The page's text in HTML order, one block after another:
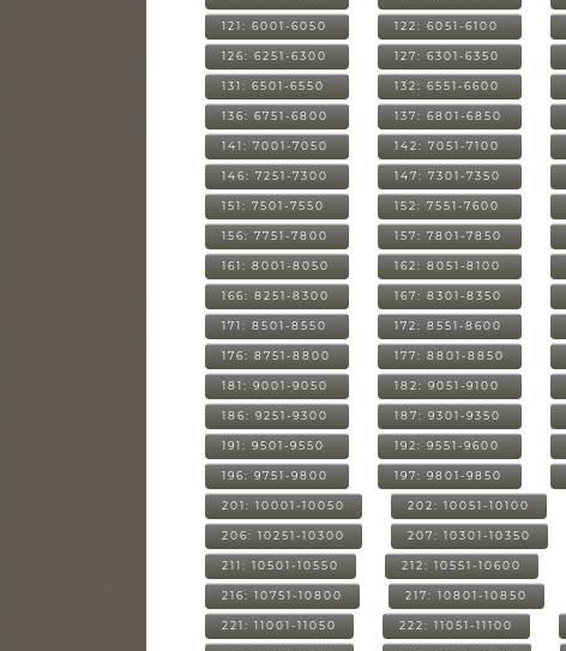
121: 6001-6050 122: 6051-6100
126: 6251-6300 127: 6301-6350
131: 6501-6550 132: 6551-6600
136: 6751-6800 137: 6801-6850
141: 7001-7050 142: 7051-7100
146: 7251-7300 147: 7301-7350
151: 7501-7550 152: 7551-7600
156: 7751-7800 157: 7801-7850
161: 8001-8050 162: 8051-8100
166: 8251-8300 167: 8301-8350
171: 8501-8550 172: 8551-8600
176: 8751-8800 177: 8801-8850
181: 9001-9050 182: 9051-9100
186: 9251-9300 187: 9301-9350
191: 9501-9550 192: 9551-9600
196: 9751-9800 197: 9801-9850
201: 10001-10050 202: 10051-10100
206: 10251-10300 207: 10301-10350
211: 10501-10550 212: 10551-10600
216: 10751-10800 217: 10801-10850
221: 11001-11050 222: 11051-11100